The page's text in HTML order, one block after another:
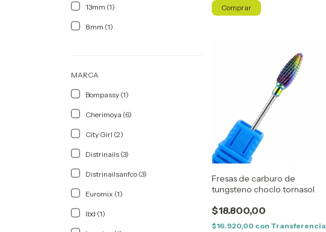
13mm (1)
8mm (1)
MARCA
Bompassy (1)
Cherimoya (6)
City Girl (2)
Distrinails (3)
Distrinailsanfco (3)
Euromix (1)
Ibd (1)
Fresas de carburo de
tungsteno choclo tornasol
$18.800,00
$16.920,00 con Transferencia